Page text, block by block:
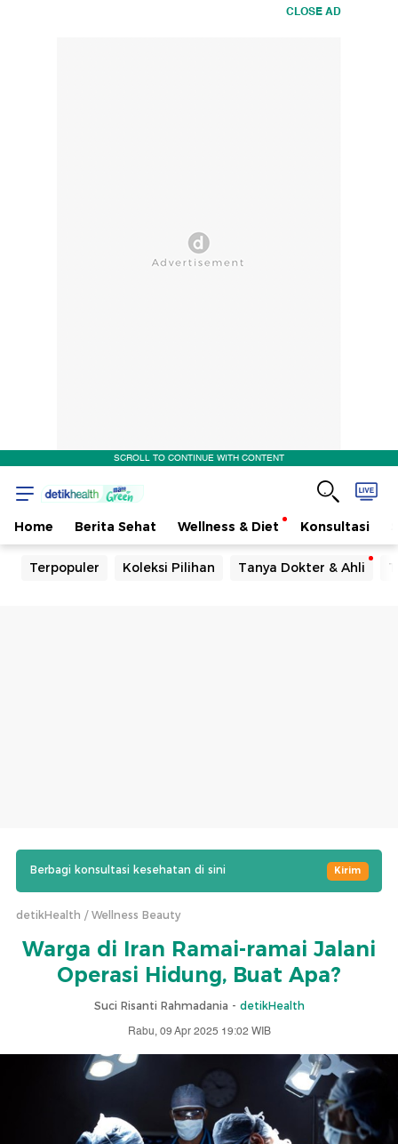
CLOSE AD
SCROLL TO CONTINUE WITH CONTENT
Home Berita Sehat Wellness & Diet Konsultasi
Terpopuler Koleksi Pilihan Tanya Dokter & Ahli
Berbagi konsultasi kesehatan di sini Kirim
detikHealth Wellness Beauty
Warga di Iran Ramai-ramai Jalani
Operasi Hidung, Buat Apa?
Suci Risanti Rahmadania - detikHealth
Rabu, 09 Apr 2025 19:02 WIB